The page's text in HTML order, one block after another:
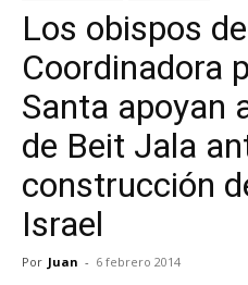
Los obispos
Coordinadora
Santa apoyan
de Beit Jala
construcción
Israel
Por Juan - 6 febrero 2014